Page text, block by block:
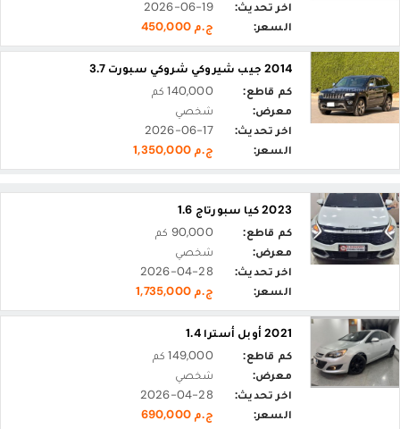
اخر تحديث:
2026-06-19
السعر:
ج.م 450,000
2014 جيب شيروكي شروكي سبورت 3.7
كم قاطع:
140,000 كم
معرض:
شخصي
اخر تحديث:
2026-06-17
السعر:
ج.م 1,350,000
2023 كيا سبورتاج 1.6
كم قاطع:
90,000 كم
معرض:
شخصي
اخر تحديث:
2026-04-28
السعر:
ج.م 1,735,000
2021 أوبل أسترا 1.4
كم قاطع:
149,000 كم
معرض:
شخصي
اخر تحديث:
2026-04-28
السعر:
ج.م 690,000